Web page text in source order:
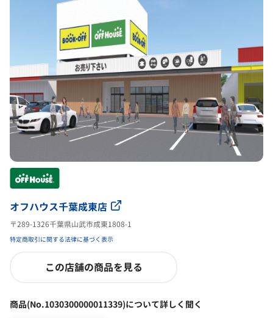
オフハウス千葉成東店
〒289-1326千葉県山武市成東1808-1
特定商取引に関する法律に基づく表示
この店舗の商品を見る
商品(No.1030300000011339)について詳しく聞く